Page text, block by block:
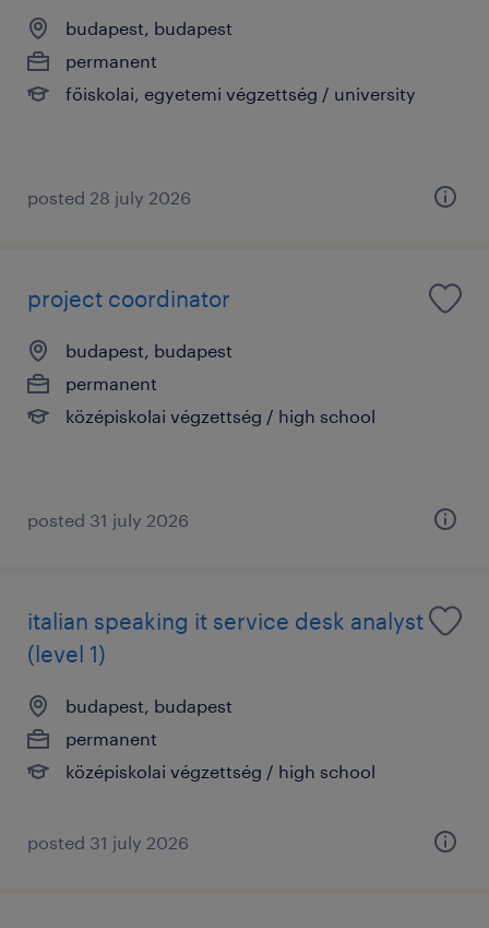
budapest, budapest
permanent
főiskolai, egyetemi végzettség / university
posted 28 july 2026
project coordinator
budapest, budapest
permanent
középiskolai végzettség / high school
posted 31 july 2026
italian speaking it service desk analyst
(level 1)
budapest, budapest
permanent
középiskolai végzettség / high school
posted 31 july 2026